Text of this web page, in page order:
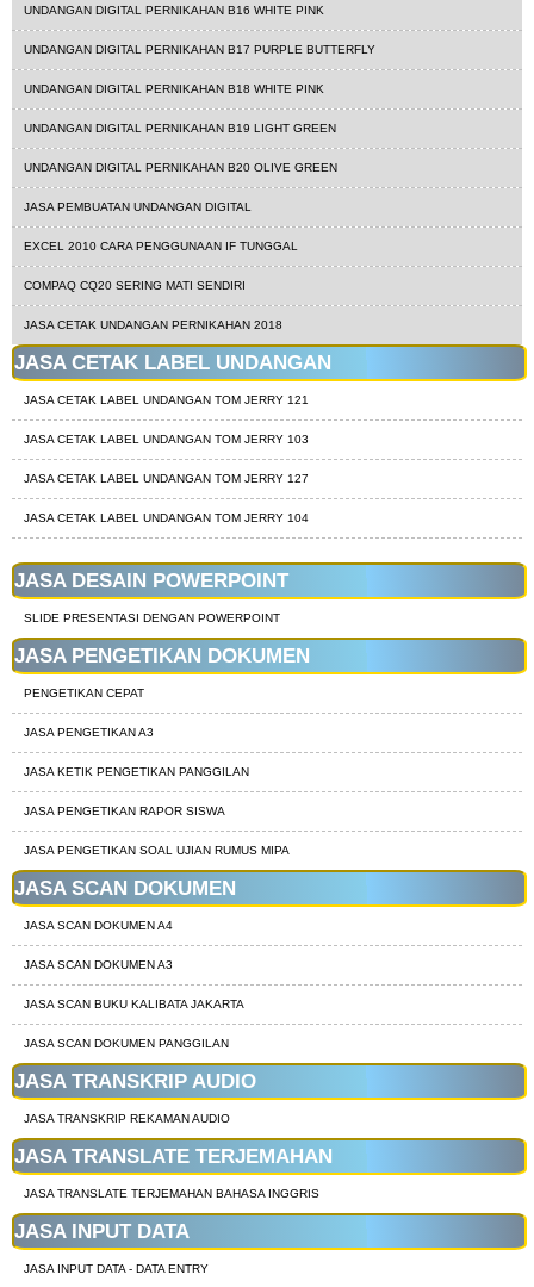
UNDANGAN DIGITAL PERNIKAHAN B16 WHITE PINK
UNDANGAN DIGITAL PERNIKAHAN B17 PURPLE BUTTERFLY
UNDANGAN DIGITAL PERNIKAHAN B18 WHITE PINK
UNDANGAN DIGITAL PERNIKAHAN B19 LIGHT GREEN
UNDANGAN DIGITAL PERNIKAHAN B20 OLIVE GREEN
JASA PEMBUATAN UNDANGAN DIGITAL
EXCEL 2010 CARA PENGGUNAAN IF TUNGGAL
COMPAQ CQ20 SERING MATI SENDIRI
JASA CETAK UNDANGAN PERNIKAHAN 2018
JASA CETAK LABEL UNDANGAN
JASA CETAK LABEL UNDANGAN TOM JERRY 121
JASA CETAK LABEL UNDANGAN TOM JERRY 103
JASA CETAK LABEL UNDANGAN TOM JERRY 127
JASA CETAK LABEL UNDANGAN TOM JERRY 104
JASA DESAIN POWERPOINT
SLIDE PRESENTASI DENGAN POWERPOINT
JASA PENGETIKAN DOKUMEN
PENGETIKAN CEPAT
JASA PENGETIKAN A3
JASA KETIK PENGETIKAN PANGGILAN
JASA PENGETIKAN RAPOR SISWA
JASA PENGETIKAN SOAL UJIAN RUMUS MIPA
JASA SCAN DOKUMEN
JASA SCAN DOKUMEN A4
JASA SCAN DOKUMEN A3
JASA SCAN BUKU KALIBATA JAKARTA
JASA SCAN DOKUMEN PANGGILAN
JASA TRANSKRIP AUDIO
JASA TRANSKRIP REKAMAN AUDIO
JASA TRANSLATE TERJEMAHAN
JASA TRANSLATE TERJEMAHAN BAHASA INGGRIS
JASA INPUT DATA
JASA INPUT DATA - DATA ENTRY